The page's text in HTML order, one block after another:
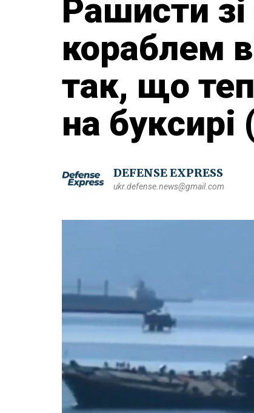
Рашисти
кораблем
так, що
на буксирі
DEFENSE EXPRESS
ukr.defense.news@gmail.com